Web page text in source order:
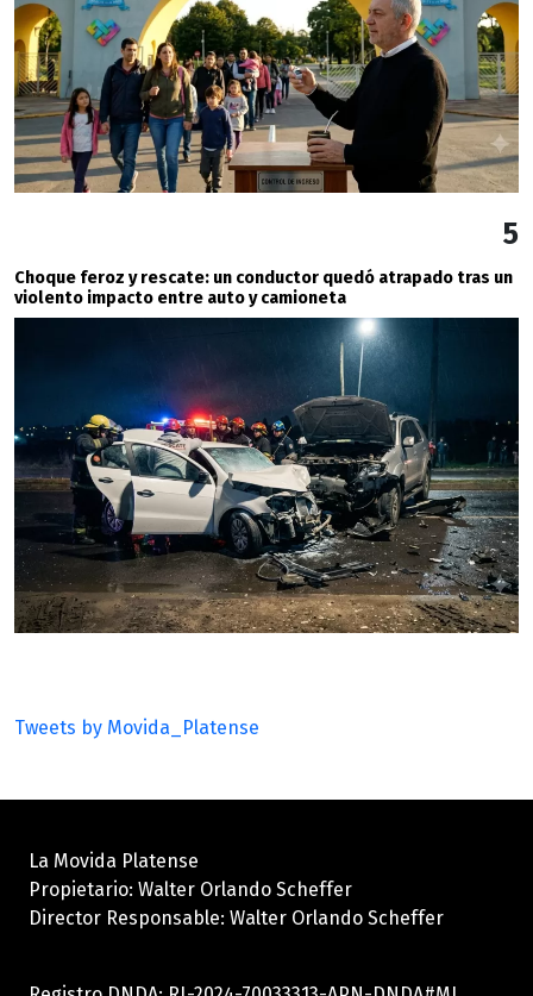
5
Choque feroz y rescate: un conductor quedó atrapado tras un
violento impacto entre auto y camioneta
Tweets by Movida_Platense
La Movida Platense
Propietario: Walter Orlando Scheffer
Director Responsable: Walter Orlando Scheffer